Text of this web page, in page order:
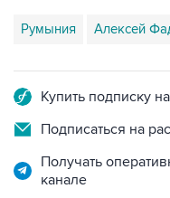
Румыния Алексей
Купить подписку
Подписаться на
Получать
канале